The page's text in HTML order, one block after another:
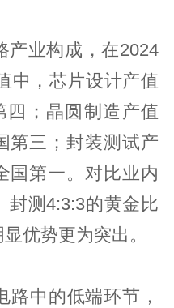
产业构成，在2024
中，芯片设计产值
四；晶圆制造产值
第三；封装测试产
国第一。对比业内
封测4:3:3的黄金比
优势更为突出。
路中的低端环节，